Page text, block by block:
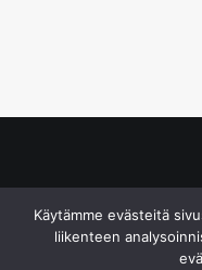
Käytämme evästeitä
liikenteen